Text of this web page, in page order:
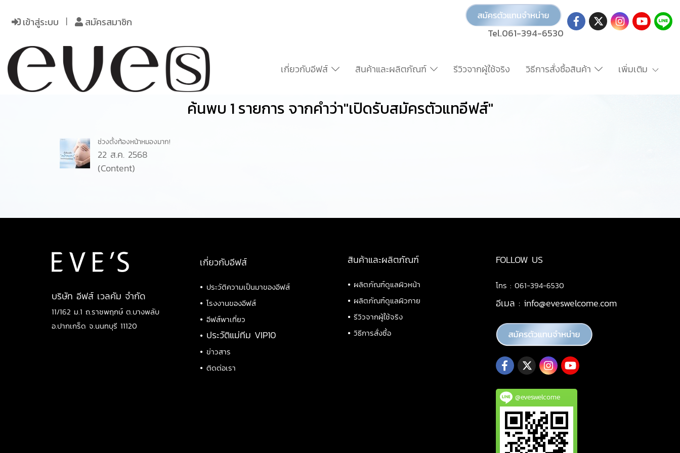
เข้าสู่ระบบ
สมัครสมาชิก
Tel.061-394-6530
เกี่ยวกับอีฟส์ สินค้าและผลิตภัณฑ์ รีวิวจากผู้ใช้จริง วิธีการสั่งซื้อสินค้า เพิ่มเติม
ค้นพบ 1 รายการ จากคำว่า"เปิดรับสมัครตัวแทอีฟส์"
ช่วงตั้งท้องหน้าหมองมาก!
22 ส.ค. 2568
(Content)
บริษัท อีฟส์ เวลคัม จำกัด
11/162 ม.1 ถ.ราชพฤกษ์ ต.บางพลับ
อ.ปากเกร็ด จ.นนทบุรี 11120
เกี่ยวกับอีฟส์
• ประวัติความเป็นมาของอีฟส์
• โรงงานของอีฟส์
• อีฟส์พาเที่ยว
• ประวัติแม่ทีม VIP10
• ข่าวสาร
• ติดต่อเรา
สินค้าและผลิตภัณฑ์
• ผลิตภัณฑ์ดูแลผิวหน้า
• ผลิตภัณฑ์ดูแลผิวกาย
• รีวิวจากผู้ใช้จริง
• วิธีการสั่งซื้อ
FOLLOW US
โทร : 061-394-6530
อีเมล : info@eveswelcome.com
@eveswelcome